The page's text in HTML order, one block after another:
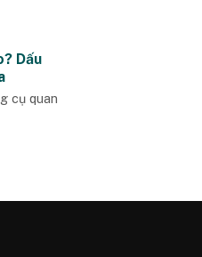
Dấu
cụ quan